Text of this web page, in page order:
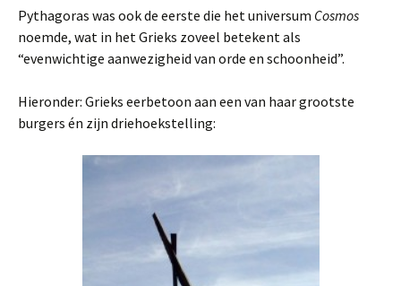
Pythagoras was ook de eerste die het universum Cosmos
noemde, wat in het Grieks zoveel betekent als
“evenwichtige aanwezigheid van orde en schoonheid”.
Hieronder: Grieks eerbetoon aan een van haar grootste
burgers én zijn driehoekstelling: